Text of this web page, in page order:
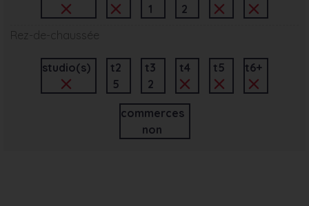
1
2
Rez-de-chaussée
studio(s)
t2
5
t3
2
t4 t5 t6+
commerces
non